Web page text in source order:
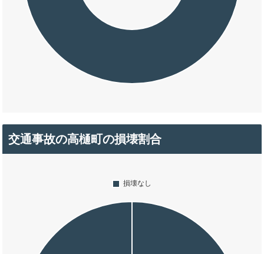
交通事故の高樋町の損壊割合